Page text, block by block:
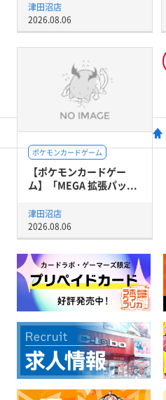
津田沼店
2026.08.06
ポケモンカードゲーム
【ポケモンカードゲー
ム】「MEGA 拡張パッ...
津田沼店
2026.08.06